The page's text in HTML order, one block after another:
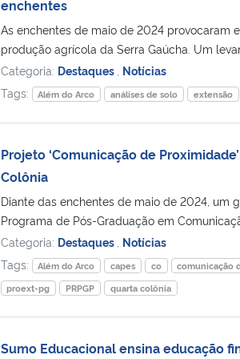
enchentes
As enchentes de maio de 2024 provocaram
produção agrícola da Serra Gaúcha. Um
Categoria: Destaques Notícias
Tags:
Além do Arco análises de solo extensão
Projeto ‘Comunicação de
Colônia
Diante das enchentes de maio de 2024, um
Programa de Pós-Graduação em
Categoria: Destaques Notícias
Tags:
Além do Arco capes co comunicação
proext-pg
PRPGP quarta colônia
Sumo Educacional ensina educação